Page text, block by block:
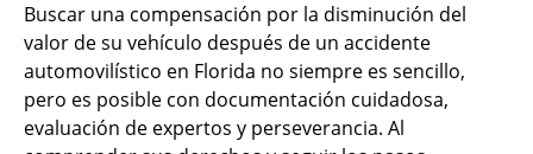
Buscar una compensación por la disminución del
valor de su vehículo después de un accidente
automovilístico en Florida no siempre es sencillo,
pero es posible con documentación cuidadosa,
evaluación de expertos y perseverancia. Al